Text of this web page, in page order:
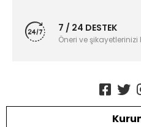
7 / 24 DESTEK
Öneri ve